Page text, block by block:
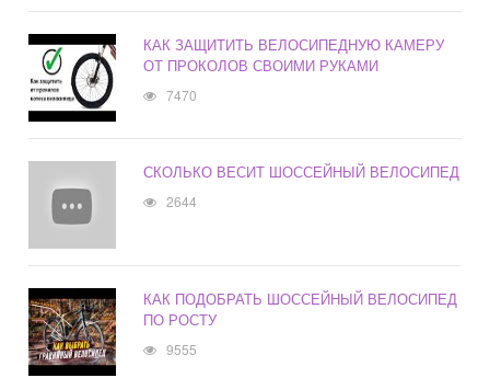
КАК ЗАЩИТИТЬ ВЕЛОСИПЕДНУЮ КАМЕРУ
ОТ ПРОКОЛОВ СВОИМИ РУКАМИ
7470
СКОЛЬКО ВЕСИТ ШОССЕЙНЫЙ ВЕЛОСИПЕД
2644
КАК ПОДОБРАТЬ ШОССЕЙНЫЙ ВЕЛОСИПЕД
ПО РОСТУ
9555